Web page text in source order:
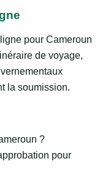
pour Cameroun
de voyage,
la soumission.
?
pour